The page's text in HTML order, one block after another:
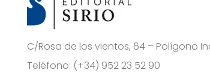
C/Rosa de los vientos, 64 – Polígono
Teléfono: (+34) 952 23 52 90